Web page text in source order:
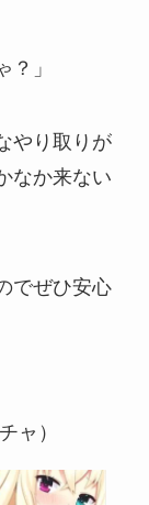
？」
やり取りが
なか来ない
でぜひ安心
ャ）